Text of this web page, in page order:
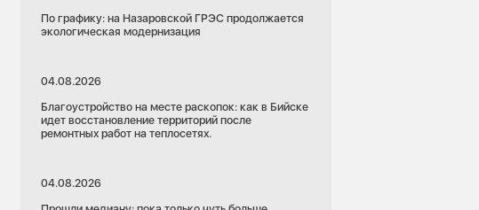
По графику: на Назаровской ГРЭС продолжается
экологическая модернизация
04.08.2026
Благоустройство на месте раскопок: как в Бийске
идет восстановление территорий после
ремонтных работ на теплосетях.
04.08.2026